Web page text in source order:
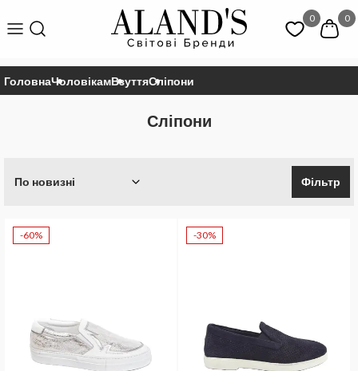
0 0
ГоловнаЧоловікамВзуттяСліпони
Сліпони
По новизні Фільтр
-60% -30%